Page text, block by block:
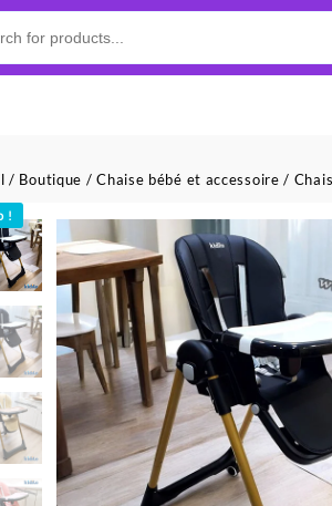
/ Boutique /Chaise bébé et accessoire /
!